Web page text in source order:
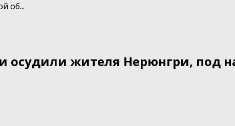
об...
осудили жителя Нерюнгри, под